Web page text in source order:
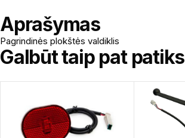
Aprašymas
Pagrindinės plokštės valdiklis
Galbūt taip pat patiks